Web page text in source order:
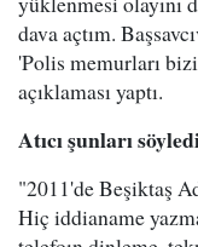
dava açtım.
'Polis memurları
açıklaması yaptı.
Atıcı şunları
"2011'de Beşiktaş
Hiç iddianame